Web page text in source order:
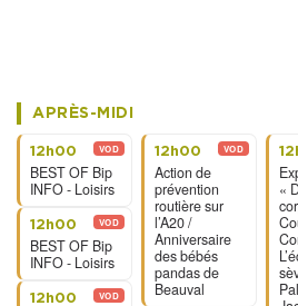
APRÈS-MIDI
12h00
BEST OF Bip
INFO - Loisirs
VOD
12h00
BEST OF Bip
INFO - Loisirs
VOD
12h00 VOD
12h00
Action de
prévention
routière sur
l’A20 /
Anniversaire
des bébés
pandas de
Beauval
VOD
«